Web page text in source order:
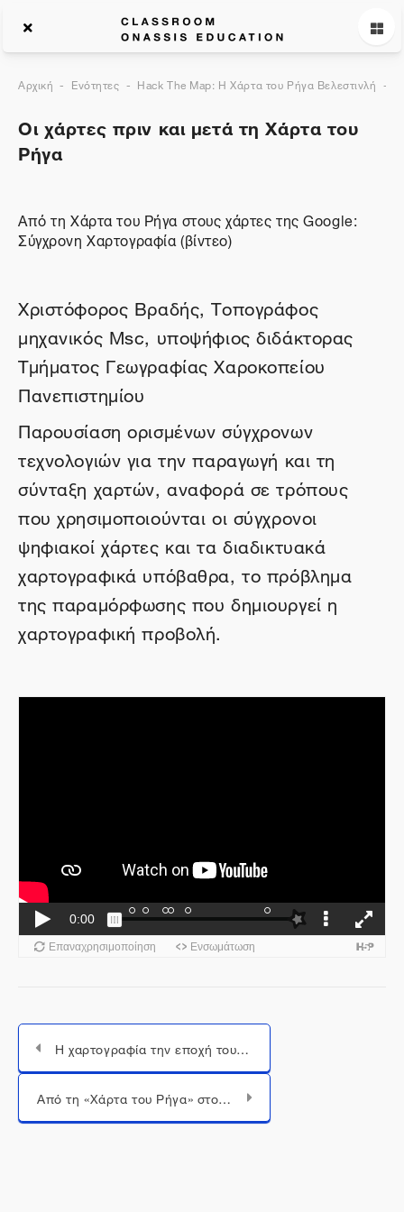
Αρχική Ενότητες Hack The Map: Η Χάρτα του Ρήγα Βελεστινλή
Οι χάρτες πριν και μετά τη Χάρτα του
Ρήγα
Από τη Χάρτα του Ρήγα στους χάρτες της Google:
Σύγχρονη Χαρτογραφία (βίντεο)
Χριστόφορος Βραδής, Τοπογράφος
μηχανικός Msc, υποψήφιος διδάκτορας
Τμήματος Γεωγραφίας Χαροκοπείου
Πανεπιστημίου
Παρουσίαση ορισμένων σύγχρονων
τεχνολογιών για την παραγωγή και τη
σύνταξη χαρτών, αναφορά σε τρόπους
που χρησιμοποιούνται οι σύγχρονοι
ψηφιακοί χάρτες και τα διαδικτυακά
χαρτογραφικά υπόβαθρα, το πρόβλημα
της παραμόρφωσης που δημιουργεί η
χαρτογραφική προβολή.
Η χαρτογραφία την εποχή του εθνικισμού (βίντεο)
Μεταπήδηση σε...
Από τη «Χάρτα του Ρήγα» στους Χάρτες της Google: Σύγχρονα εργαλεία γεωγραφίας και χαρτογραφίας στην εκπαίδευση στο πλαίσιο του webinar | «Η χάρτα του Ρήγα Βελεστινλή» στον ψηφιακό κόσμο A (βίντεο)